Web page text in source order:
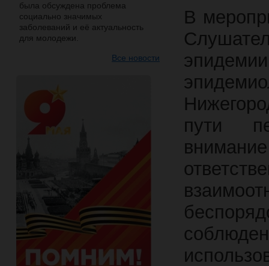
была обсуждена проблема
социально значимых
заболеваний и её актуальность
для молодежи.
Все новости
В
пути